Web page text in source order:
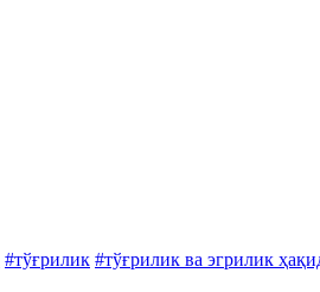
#тўғрилик #тўғрилик ва эгрилик